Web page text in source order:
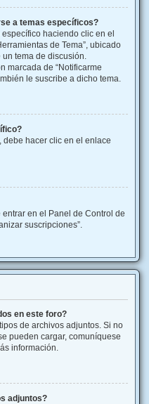
a temas específicos?
haciendo clic en el
de Tema”, ubicado
tema de discusión.
marcada de “Notificarme
le suscribe a dicho tema.
debe hacer clic en el enlace
en el Panel de Control de
suscripciones”.
en este foro?
de archivos adjuntos. Si no
pueden cargar, comuníquese
información.
adjuntos?